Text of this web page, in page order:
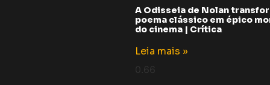
A Odisseia de Nolan
poema clássico em épico
do cinema | Crítica
Leia mais »